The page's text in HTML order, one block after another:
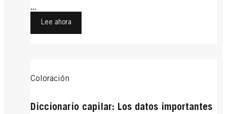
...
Lee ahora
Coloración
Diccionario capilar: Los datos importantes